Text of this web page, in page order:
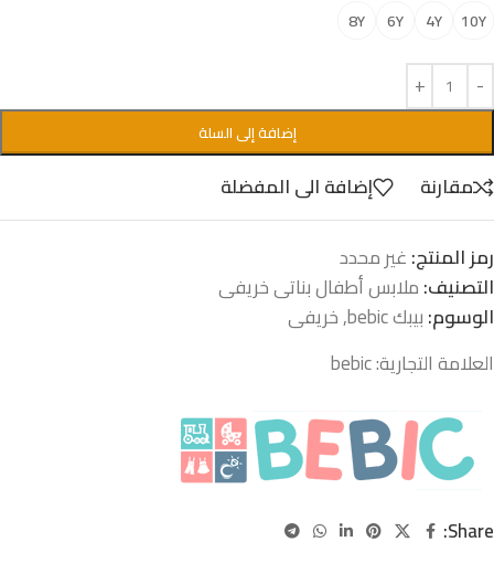
10Y
4Y
6Y
8Y
إضافة إلى السلة
مقارنة
إضافة الى المفضلة
رمز المنتج:غير محدد
التصنيف:ملابس أطفال بناتى خريفى
الوسوم:بيبك bebic ,خريفى
العلامة التجارية:bebic
Share: